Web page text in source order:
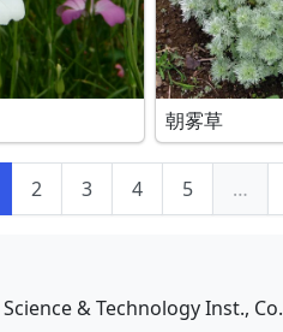
朝雾草
2 3 4 5 …
Science & Technology Inst., Co.